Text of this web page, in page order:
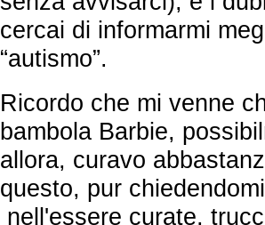
cercai di informarmi
“autismo”.
Ricordo che mi venne
bambola Barbie,
allora, curavo
questo, pur
nell'essere curate,